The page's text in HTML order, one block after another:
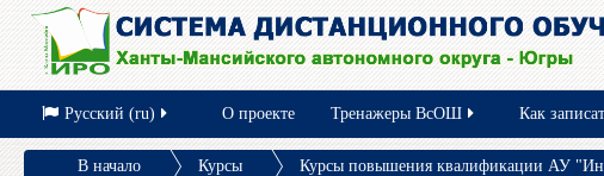
Русский (ru) О проекте Тренажеры ВсОШ Как
В начало Курсы
Курсы повышения квалификации АУ